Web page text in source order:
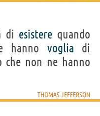
di esistere quando
hanno voglia di
che non ne hanno
THOMAS JEFFERSON